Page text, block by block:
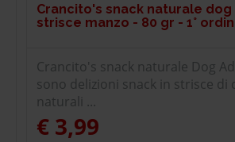
Crancito's snack naturale
strisce manzo - 80 gr - 1°
Crancito's snack naturale Dog
sono delizioni snack in strisce di
naturali ...
€ 3,99